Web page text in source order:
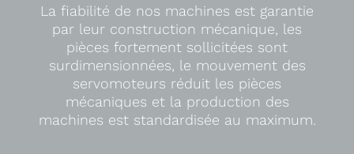
La fiabilité de nos machines est garantie
par leur construction mécanique, les
pièces fortement sollicitées sont
surdimensionnées, le mouvement des
servomoteurs réduit les pièces
mécaniques et la production des
machines est standardisée au maximum.